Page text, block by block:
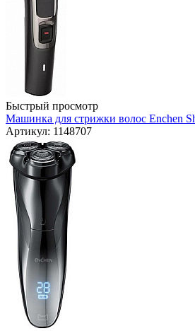
Быстрый просмотр
Машинка для стрижки волос Enchen
Артикул: 1148707